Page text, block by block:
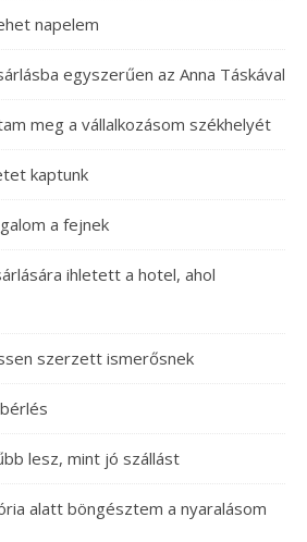
napelem
egyszerűen az Anna Táskával
meg a vállalkozásom székhelyét
kaptunk
a fejnek
ihletett a hotel, ahol
szerzett ismerősnek
lesz, mint jó szállást
alatt böngésztem a nyaralásom